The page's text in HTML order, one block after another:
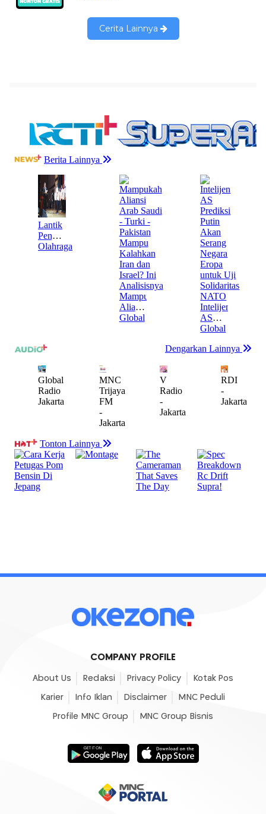
COMPANY PROFILE
About Us Redaksi Privacy Policy Kotak Pos
Karier Info Iklan Disclaimer MNC Peduli
Profile MNC Group MNC Group Bisnis